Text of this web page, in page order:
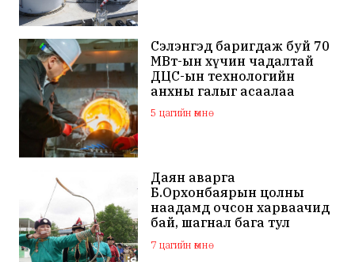
Сэлэнгэд баригдаж буй 70
МВт-ын хүчин чадалтай
ДЦС-ын технологийн
анхны галыг асаалаа
5 цагийн өмнө
Даян аварга
Б.Орхонбаярын цолны
наадамд очсон харваачид
бай, шагнал бага тул
наадамд оролцохгүй
гэдгээ мэдэгдлээ
7 цагийн өмнө